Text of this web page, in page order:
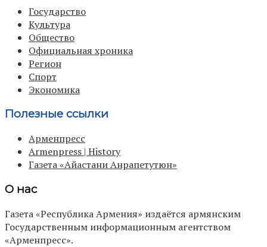
Государство
Культура
Общество
Официальная хроника
Регион
Спорт
Экономика
Полезные ссылки
Арменпресс
Armenpress | History
Газета «Айастани Анрапетутюн»
О нас
Газета «Республика Армения» издаётся армянским
Государственным информационным агентством
«Арменпресс».